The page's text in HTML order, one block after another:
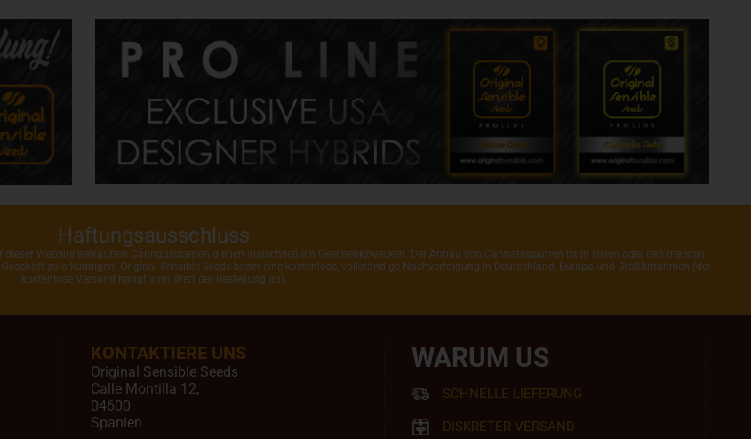
Haftungsausschluss
Website verkauften Cannabissamen dienen ausschließlich Geschenkzwecken. Der Anbau von Cannabissamen ist in vielen oder den meisten
zu erkundigen. Original Sensible Seeds bietet eine kostenlose, vollständige Nachverfolgung in Deutschland, Europa und Großbritannien (der
kostenlose Versand hängt vom Wert der Bestellung ab).
KONTAKTIERE UNS
Original Sensible Seeds
Calle Montilla 12,
04600
Spanien
WARUM US
SCHNELLE LIEFERUNG
DISKRETER VERSAND